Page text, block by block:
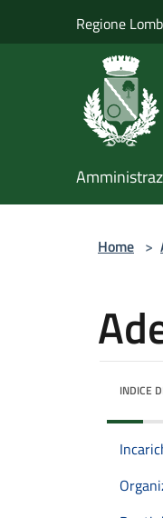
Regione
Home >
INDICE